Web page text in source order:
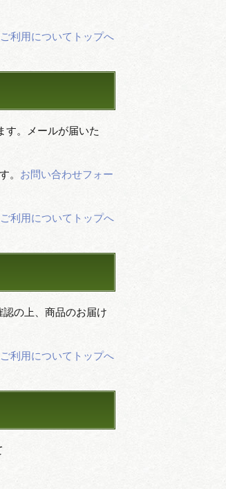
利用についてトップへ
す。メールが届いた
。 お問い合わせフォー
ご利用についてトップへ
の上、商品のお届け
ご利用についてトップへ